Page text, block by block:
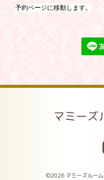
予約ページに移動します。
マミーズ
©2026 マミーズルー